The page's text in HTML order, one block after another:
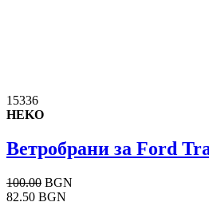
15336
HEKO
Ветробрани за Ford
100.00 BGN
82.50 BGN